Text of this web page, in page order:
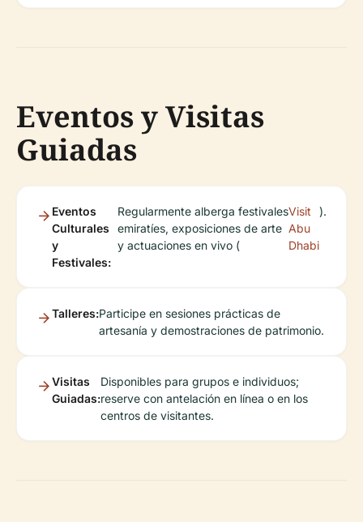
Eventos y Visitas
Guiadas
Eventos
Culturales
y
Festivales:
Regularmente alberga festivales
emiratíes, exposiciones de arte
y actuaciones en vivo (
Visit
Abu
Dhabi
).
Talleres:Participe en sesiones prácticas de
artesanía y demostraciones de patrimonio.
Visitas
Guiadas:
Disponibles para grupos e individuos;
reserve con antelación en línea o en los
centros de visitantes.